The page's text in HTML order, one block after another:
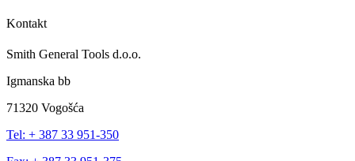
Kontakt
Smith General Tools d.o.o.
Igmanska bb
71320 Vogošća
Tel: + 387 33 951-350